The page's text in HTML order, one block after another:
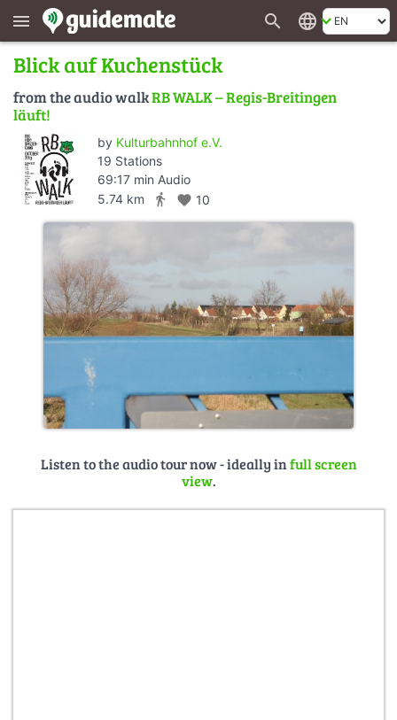
menu search language
Blick auf Kuchenstück
from the audio walkRB WALK – Regis-Breitingen
läuft!
by Kulturbahnhof e.V.
19 Stations
69:17 min Audio
5.74 km
directions_walk favorite 10
Listen to the audio tour now - ideally infull screen
view.